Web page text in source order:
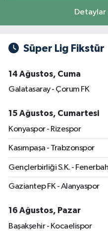
Detaylar
Süper Lig Fikstür
14 Ağustos, Cuma
Galatasaray - Çorum FK
15 Ağustos, Cumartesi
Konyaspor - Rizespor
Kasımpaşa - Trabzonspor
Gençlerbirliği S.K. -
Gaziantep FK - Alanyaspor
16 Ağustos, Pazar
Başakşehir - Kocaelispor